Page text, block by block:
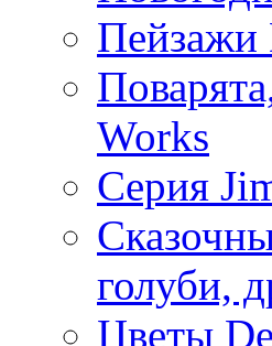
Пейзажи
Works
Серия
голуби,
Цветы